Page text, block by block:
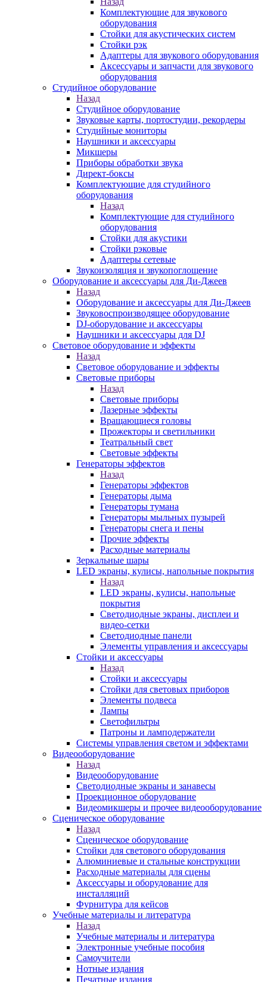
Комплектующие для звукового
оборудования
Стойки для акустических систем
Стойки рэк
Адаптеры для звукового оборудования
Аксессуары и запчасти для звукового
оборудования
Студийное оборудование
Назад
Студийное оборудование
Звуковые карты, портостудии, рекордеры
Студийные мониторы
Наушники и аксессуары
Микшеры
Приборы обработки звука
Директ-боксы
Комплектующие для студийного
оборудования
Назад
Комплектующие для студийного
оборудования
Стойки для акустики
Стойки рэковые
Адаптеры сетевые
Звукоизоляция и звукопоглощение
Оборудование и аксессуары для Ди-Джеев
Назад
Оборудование и аксессуары для Ди-Джеев
Звуковоспроизводящее оборудование
DJ-оборудование и аксессуары
Наушники и аксессуары для DJ
Световое оборудование и эффекты
Назад
Световое оборудование и эффекты
Световые приборы
Назад
Световые приборы
Лазерные эффекты
Вращающиеся головы
Прожекторы и светильники
Театральный свет
Световые эффекты
Генераторы эффектов
Назад
Генераторы эффектов
Генераторы дыма
Генераторы тумана
Генераторы мыльных пузырей
Генераторы снега и пены
Прочие эффекты
Расходные материалы
Зеркальные шары
LED экраны, кулисы, напольные покрытия
Назад
LED экраны, кулисы, напольные
покрытия
Светодиодные экраны, дисплеи и
видео-сетки
Светодиодные панели
Элементы управления и аксессуары
Стойки и аксессуары
Назад
Стойки и аксессуары
Стойки для световых приборов
Элементы подвеса
Лампы
Светофильтры
Патроны и ламподержатели
Системы управления светом и эффектами
Видеооборудование
Назад
Видеооборудование
Светодиодные экраны и занавесы
Проекционное оборудование
Видеомикшеры и прочее видеооборудование
Сценическое оборудование
Назад
Сценическое оборудование
Стойки для светового оборудования
Алюминиевые и стальные конструкции
Расходные материалы для сцены
Аксессуары и оборудование для
инсталляций
Фурнитура для кейсов
Учебные материалы и литература
Назад
Учебные материалы и литература
Электронные учебные пособия
Самоучители
Нотные издания
Печатные издания